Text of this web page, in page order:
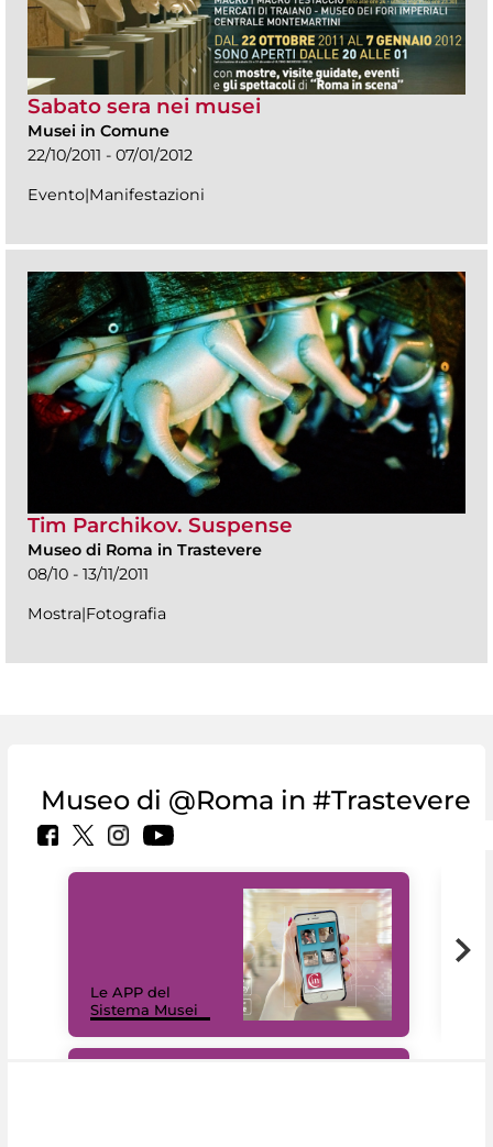
Sabato sera nei musei
Musei in Comune
22/10/2011 - 07/01/2012
Evento|Manifestazioni
Tim Parchikov. Suspense
Museo di Roma in Trastevere
08/10 - 13/11/2011
Mostra|Fotografia
Museo di @Roma in #Trastevere
Le APP del
Sistema Musei